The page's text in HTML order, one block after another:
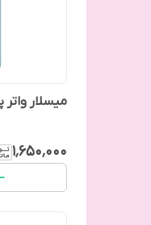
میسلار
۱٬۶۵۰٬۰۰۰